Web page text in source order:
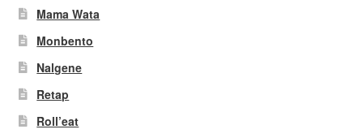
Mama Wata
Monbento
Nalgene
Retap
Roll’eat